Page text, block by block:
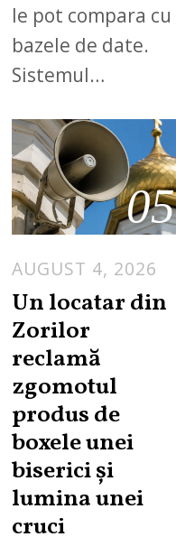
le pot compara cu
bazele de date.
Sistemul…
05
AUGUST 4, 2026
Un locatar din
Zorilor
reclamă
zgomotul
produs de
boxele unei
biserici și
lumina unei
cruci